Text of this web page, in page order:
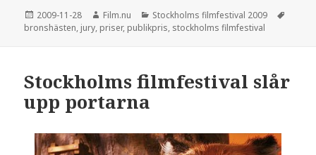
Postat
2009-11-28 Författare
Film.nu Kategorier
Stockholms filmfestival 2009
bronshästen, jury, priser, publikpris, stockholms filmfestival
Stockholms filmfestival slår
upp portarna